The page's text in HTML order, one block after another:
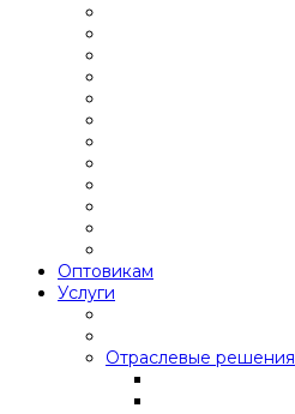
Оптовикам
Услуги
Отраслевые решения